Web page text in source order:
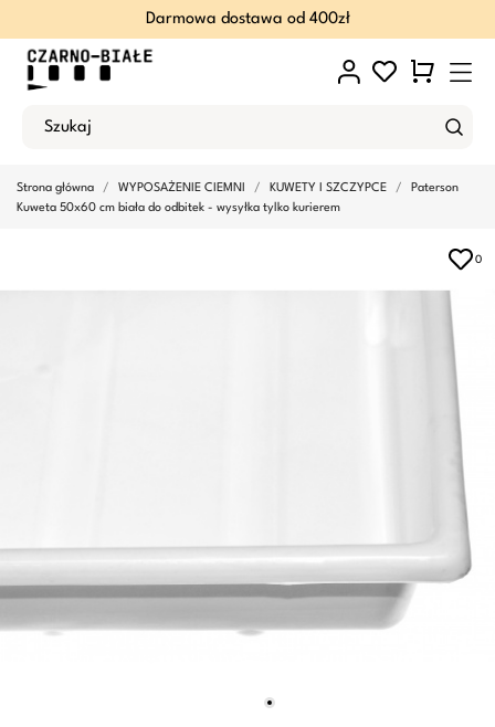
Darmowa dostawa od 400zł
Strona główna WYPOSAŻENIE CIEMNI KUWETY I SZCZYPCE
Paterson
Kuweta 50x60 cm biała do odbitek - wysyłka tylko kurierem
0